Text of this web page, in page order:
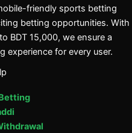
friendly sports betting
betting opportunities. With
BDT 15,000, we ensure a
experience for every user.